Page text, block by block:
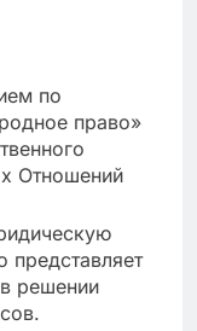
по
право»
Отношений
решении